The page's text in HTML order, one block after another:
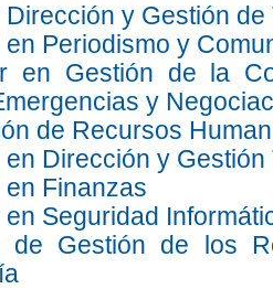
Dirección y Gestión
en Periodismo y
en Gestión de la
y
de Recursos
en Dirección y Gestión
en Finanzas
en Seguridad
de Gestión de los